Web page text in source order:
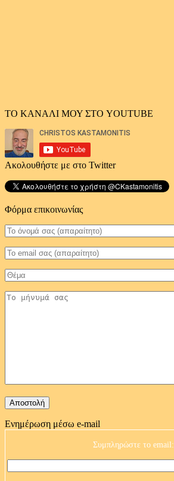
ΤΟ ΚΑΝΑΛΙ ΜΟΥ ΣΤΟ YOUTUBE
Ακολουθήστε με στο Twitter
Φόρμα επικοινωνίας
Ενημέρωση μέσω e-mail
Συμπληρώστε το email: